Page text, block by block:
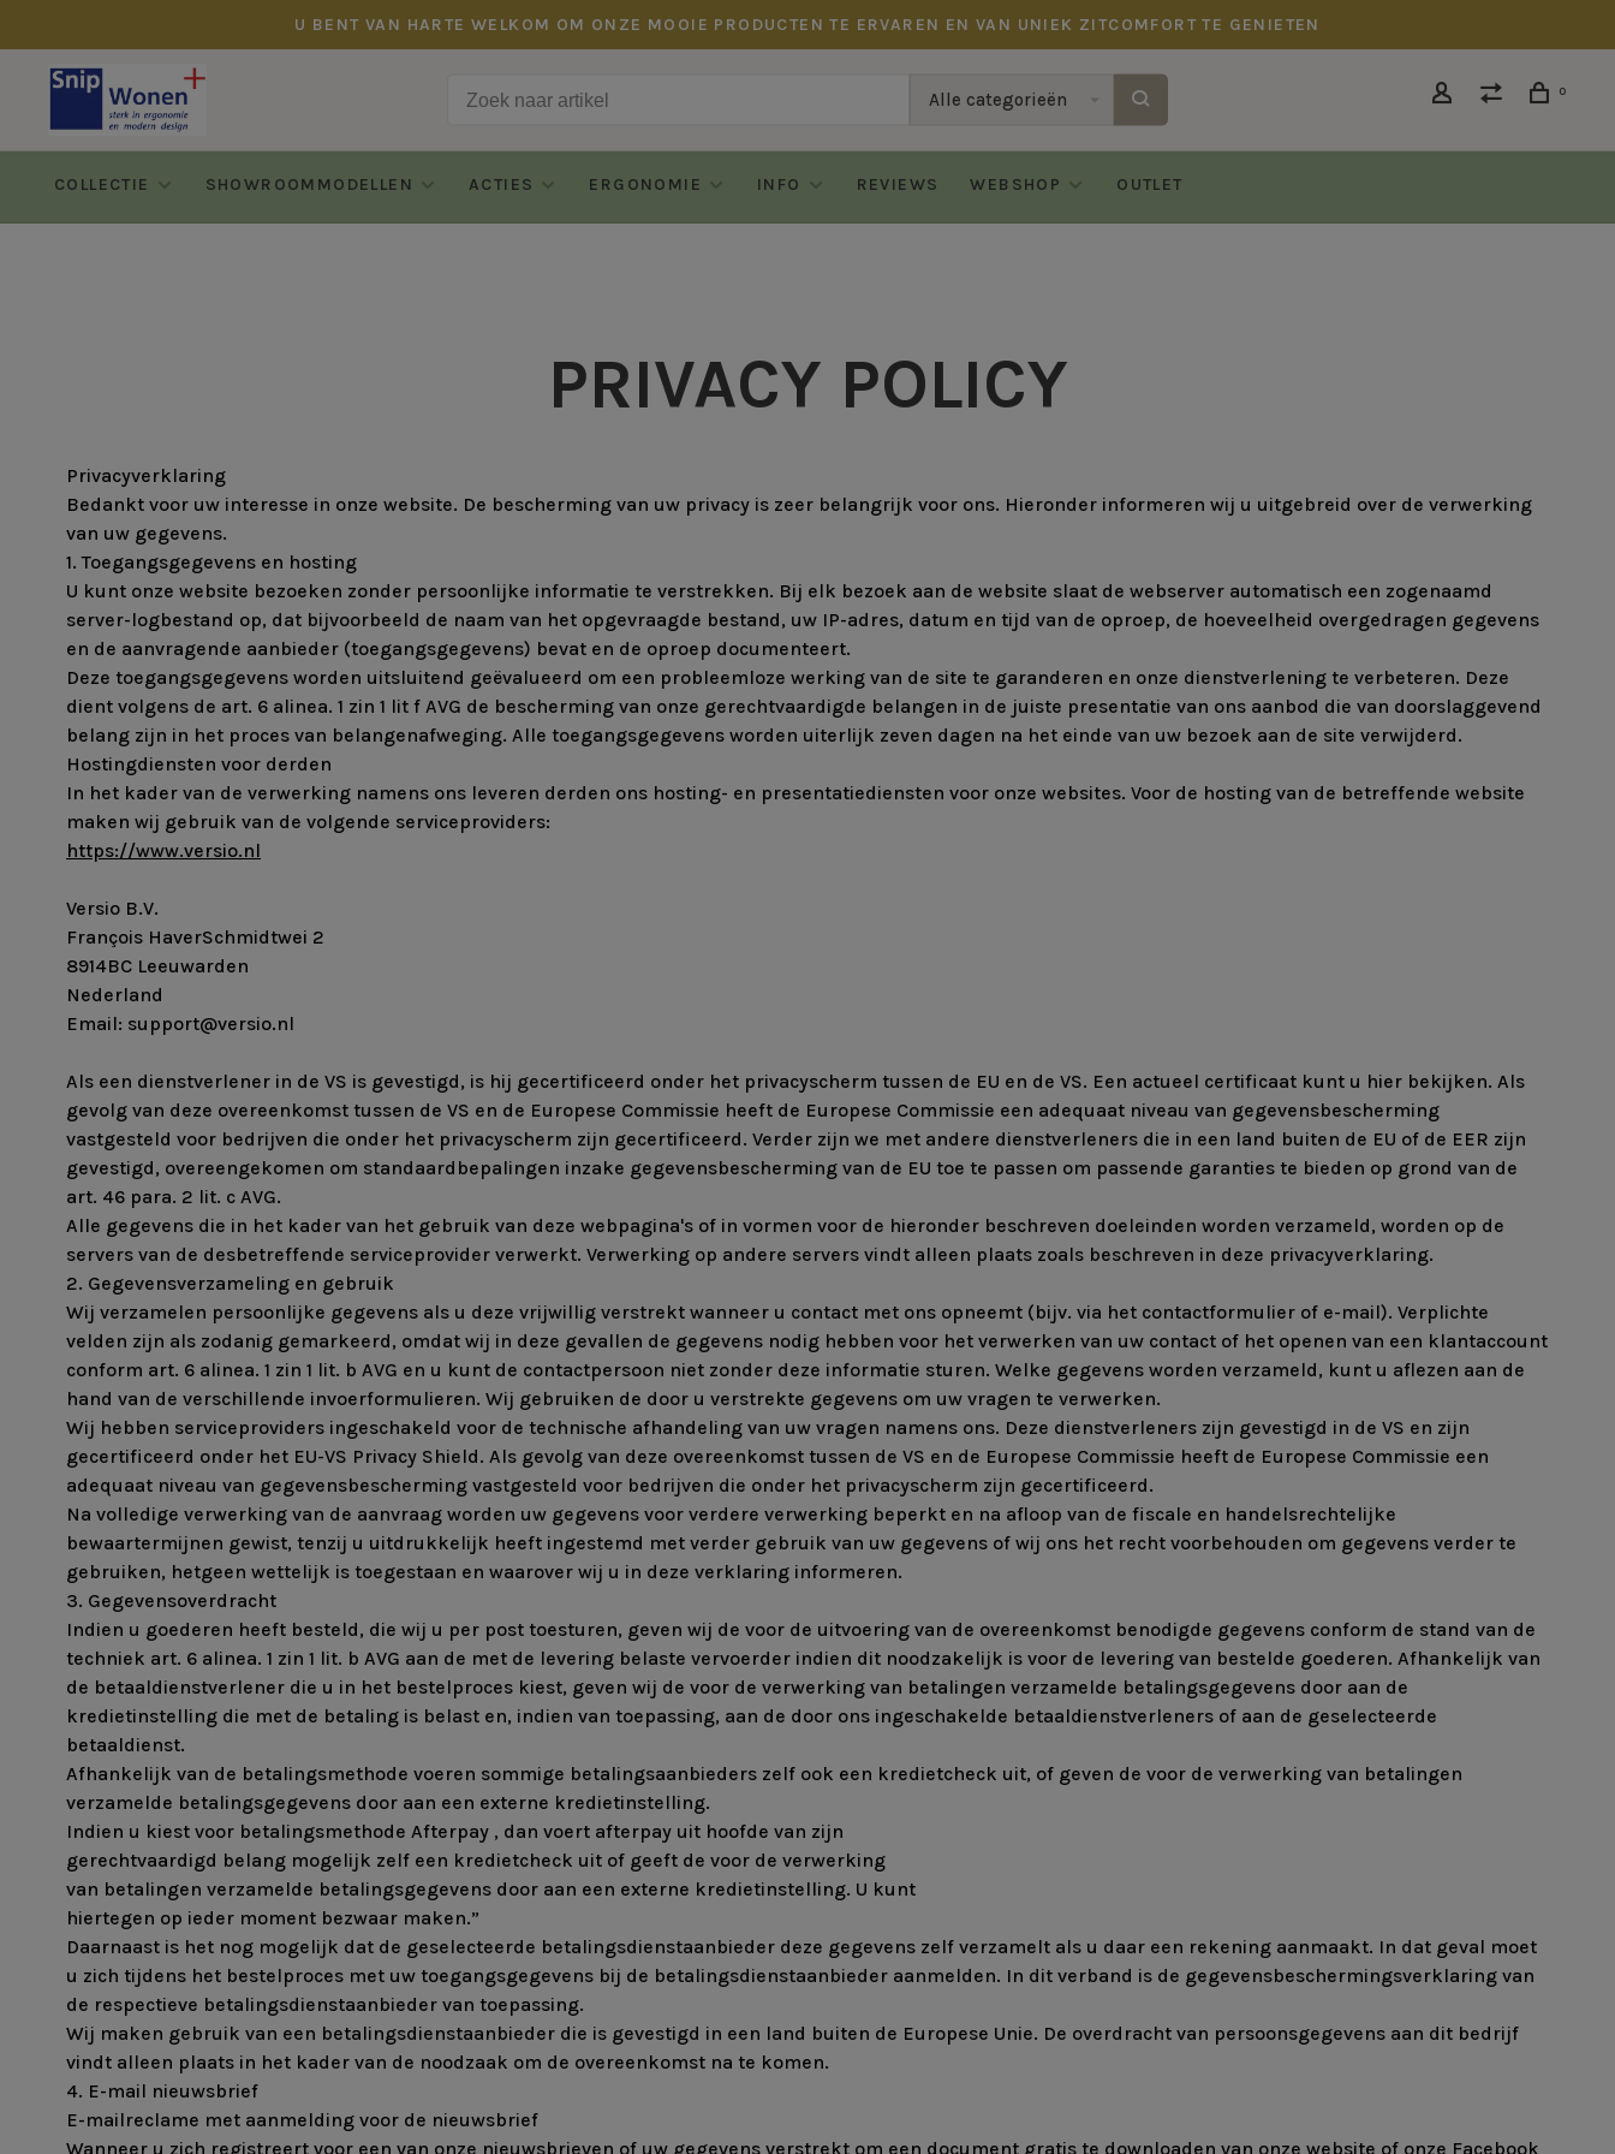
U BENT VAN HARTE WELKOM OM ONZE MOOIE PRODUCTEN TE ERVAREN EN VAN UNIEK ZITCOMFORT TE GENIETEN
Alle categorieën 0
COLLECTIE SHOWROOMMODELLEN ACTIES ERGONOMIE INFO REVIEWS WEBSHOP OUTLET
PRIVACY POLICY
Privacyverklaring
Bedankt voor uw interesse in onze website. De bescherming van uw privacy is zeer belangrijk voor ons. Hieronder informeren wij u uitgebreid over de verwerking
van uw gegevens.
1. Toegangsgegevens en hosting
U kunt onze website bezoeken zonder persoonlijke informatie te verstrekken. Bij elk bezoek aan de website slaat de webserver automatisch een zogenaamd
server-logbestand op, dat bijvoorbeeld de naam van het opgevraagde bestand, uw IP-adres, datum en tijd van de oproep, de hoeveelheid overgedragen gegevens
en de aanvragende aanbieder (toegangsgegevens) bevat en de oproep documenteert.
Deze toegangsgegevens worden uitsluitend geëvalueerd om een probleemloze werking van de site te garanderen en onze dienstverlening te verbeteren. Deze
dient volgens de art. 6 alinea. 1 zin 1 lit f AVG de bescherming van onze gerechtvaardigde belangen in de juiste presentatie van ons aanbod die van doorslaggevend
belang zijn in het proces van belangenafweging. Alle toegangsgegevens worden uiterlijk zeven dagen na het einde van uw bezoek aan de site verwijderd.
Hostingdiensten voor derden
In het kader van de verwerking namens ons leveren derden ons hosting- en presentatiediensten voor onze websites. Voor de hosting van de betreffende website
maken wij gebruik van de volgende serviceproviders:
https://www.versio.nl
Versio B.V.
François HaverSchmidtwei 2
8914BC Leeuwarden
Nederland
Email: support@versio.nl
Als een dienstverlener in de VS is gevestigd, is hij gecertificeerd onder het privacyscherm tussen de EU en de VS. Een actueel certificaat kunt u hier bekijken. Als
gevolg van deze overeenkomst tussen de VS en de Europese Commissie heeft de Europese Commissie een adequaat niveau van gegevensbescherming
vastgesteld voor bedrijven die onder het privacyscherm zijn gecertificeerd. Verder zijn we met andere dienstverleners die in een land buiten de EU of de EER zijn
gevestigd, overeengekomen om standaardbepalingen inzake gegevensbescherming van de EU toe te passen om passende garanties te bieden op grond van de
art. 46 para. 2 lit. c AVG.
Alle gegevens die in het kader van het gebruik van deze webpagina's of in vormen voor de hieronder beschreven doeleinden worden verzameld, worden op de
servers van de desbetreffende serviceprovider verwerkt. Verwerking op andere servers vindt alleen plaats zoals beschreven in deze privacyverklaring.
2. Gegevensverzameling en gebruik
Wij verzamelen persoonlijke gegevens als u deze vrijwillig verstrekt wanneer u contact met ons opneemt (bijv. via het contactformulier of e-mail). Verplichte
velden zijn als zodanig gemarkeerd, omdat wij in deze gevallen de gegevens nodig hebben voor het verwerken van uw contact of het openen van een klantaccount
conform art. 6 alinea. 1 zin 1 lit. b AVG en u kunt de contactpersoon niet zonder deze informatie sturen. Welke gegevens worden verzameld, kunt u aflezen aan de
hand van de verschillende invoerformulieren. Wij gebruiken de door u verstrekte gegevens om uw vragen te verwerken.
Wij hebben serviceproviders ingeschakeld voor de technische afhandeling van uw vragen namens ons. Deze dienstverleners zijn gevestigd in de VS en zijn
gecertificeerd onder het EU-VS Privacy Shield. Als gevolg van deze overeenkomst tussen de VS en de Europese Commissie heeft de Europese Commissie een
adequaat niveau van gegevensbescherming vastgesteld voor bedrijven die onder het privacyscherm zijn gecertificeerd.
Na volledige verwerking van de aanvraag worden uw gegevens voor verdere verwerking beperkt en na afloop van de fiscale en handelsrechtelijke
bewaartermijnen gewist, tenzij u uitdrukkelijk heeft ingestemd met verder gebruik van uw gegevens of wij ons het recht voorbehouden om gegevens verder te
gebruiken, hetgeen wettelijk is toegestaan en waarover wij u in deze verklaring informeren.
3. Gegevensoverdracht
Indien u goederen heeft besteld, die wij u per post toesturen, geven wij de voor de uitvoering van de overeenkomst benodigde gegevens conform de stand van de
techniek art. 6 alinea. 1 zin 1 lit. b AVG aan de met de levering belaste vervoerder indien dit noodzakelijk is voor de levering van bestelde goederen. Afhankelijk van
de betaaldienstverlener die u in het bestelproces kiest, geven wij de voor de verwerking van betalingen verzamelde betalingsgegevens door aan de
kredietinstelling die met de betaling is belast en, indien van toepassing, aan de door ons ingeschakelde betaaldienstverleners of aan de geselecteerde
betaaldienst.
Afhankelijk van de betalingsmethode voeren sommige betalingsaanbieders zelf ook een kredietcheck uit, of geven de voor de verwerking van betalingen
verzamelde betalingsgegevens door aan een externe kredietinstelling.
Indien u kiest voor betalingsmethode Afterpay , dan voert afterpay uit hoofde van zijn
gerechtvaardigd belang mogelijk zelf een kredietcheck uit of geeft de voor de verwerking
van betalingen verzamelde betalingsgegevens door aan een externe kredietinstelling. U kunt
hiertegen op ieder moment bezwaar maken.”
Daarnaast is het nog mogelijk dat de geselecteerde betalingsdienstaanbieder deze gegevens zelf verzamelt als u daar een rekening aanmaakt. In dat geval moet
u zich tijdens het bestelproces met uw toegangsgegevens bij de betalingsdienstaanbieder aanmelden. In dit verband is de gegevensbeschermingsverklaring van
de respectieve betalingsdienstaanbieder van toepassing.
Wij maken gebruik van een betalingsdienstaanbieder die is gevestigd in een land buiten de Europese Unie. De overdracht van persoonsgegevens aan dit bedrijf
vindt alleen plaats in het kader van de noodzaak om de overeenkomst na te komen.
4. E-mail nieuwsbrief
E-mailreclame met aanmelding voor de nieuwsbrief
Wanneer u zich registreert voor een van onze nieuwsbrieven of uw gegevens verstrekt om een document gratis te downloaden van onze website of onze Facebook